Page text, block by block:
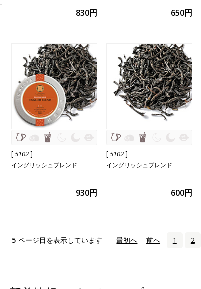
830円 650円
[5102]
イングリッシュブレンド
930円
[5102]
イングリッシュブレンド
600円
5 ページ目を表示しています 最初へ 前へ 1 2